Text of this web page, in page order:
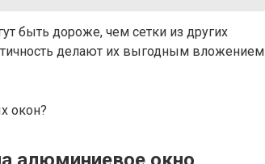
быть дороже, чем сетки из других
делают их выгодным вложением